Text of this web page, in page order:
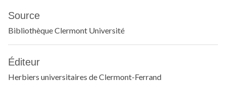
Source
Bibliothèque Clermont Université
Éditeur
Herbiers universitaires de Clermont-Ferrand